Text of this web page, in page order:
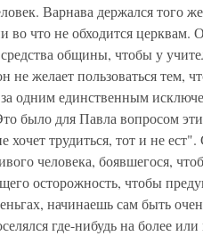
Варнава держался того
во что не обходится церквам.
общины, чтобы у
не желает пользоваться
одним единственным
было для Павла вопросом
хочет трудиться, тот и не
человека, боявшегося,
осторожность, чтобы
начинаешь сам быть
где-нибудь на более